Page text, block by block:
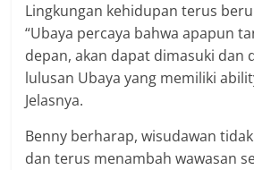
Lingkungan kehidupan terus
“Ubaya percaya bahwa apapun
depan, akan dapat dimasuki dan
lulusan Ubaya yang memiliki
Jelasnya.
Benny berharap, wisudawan
dan terus menambah wawasan